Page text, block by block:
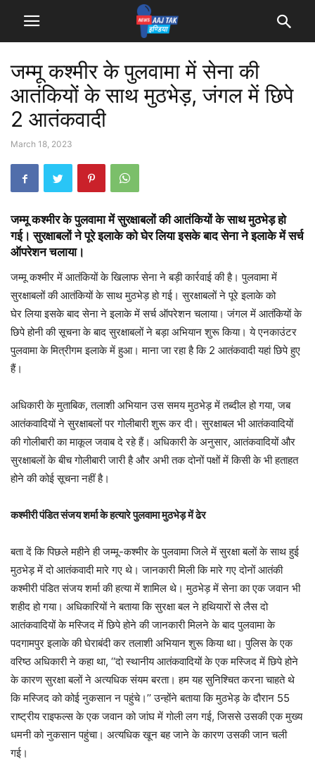
जम्मू कश्मीर के पुलवामा में सेना की
आतंकियों के साथ मुठभेड़, जंगल में छिपे
2 आतंकवादी
March 18, 2023
जम्मू कश्मीर के पुलवामा में सुरक्षाबलों की आतंकियों के साथ मुठभेड़ हो
गई। सुरक्षाबलों ने पूरे इलाके को घेर लिया इसके बाद सेना ने इलाके में सर्च
ऑपरेशन चलाया।
जम्मू कश्मीर में आतंकियों के खिलाफ सेना ने बड़ी कार्रवाई की है। पुलवामा में
सुरक्षाबलों की आतंकियों के साथ मुठभेड़ हो गई। सुरक्षाबलों ने पूरे इलाके को
घेर लिया इसके बाद सेना ने इलाके में सर्च ऑपरेशन चलाया। जंगल में आतंकियों के
छिपे होनी की सूचना के बाद सुरक्षाबलों ने बड़ा अभियान शुरू किया। ये एनकाउंटर
पुलवामा के मित्रीगम इलाके में हुआ। माना जा रहा है कि 2 आतंकवादी यहां छिपे हुए
हैं।
अधिकारी के मुताबिक, तलाशी अभियान उस समय मुठभेड़ में तब्दील हो गया, जब
आतंकवादियों ने सुरक्षाबलों पर गोलीबारी शुरू कर दी। सुरक्षाबल भी आतंकवादियों
की गोलीबारी का माकूल जवाब दे रहे हैं। अधिकारी के अनुसार, आतंकवादियों और
सुरक्षाबलों के बीच गोलीबारी जारी है और अभी तक दोनों पक्षों में किसी के भी हताहत
होने की कोई सूचना नहीं है।
कश्मीरी पंडित संजय शर्मा के हत्यारे पुलवामा मुठभेड़ में ढेर
बता दें कि पिछले महीने ही जम्मू-कश्मीर के पुलवामा जिले में सुरक्षा बलों के साथ हुई
मुठभेड़ में दो आतंकवादी मारे गए थे। जानकारी मिली कि मारे गए दोनों आतंकी
कश्मीरी पंडित संजय शर्मा की हत्या में शामिल थे। मुठभेड़ में सेना का एक जवान भी
शहीद हो गया। अधिकारियों ने बताया कि सुरक्षा बल ने हथियारों से लैस दो
आतंकवादियों के मस्जिद में छिपे होने की जानकारी मिलने के बाद पुलवामा के
पदगामपुर इलाके की घेराबंदी कर तलाशी अभियान शुरू किया था। पुलिस के एक
वरिष्ठ अधिकारी ने कहा था, ‘‘दो स्थानीय आतंकवादियों के एक मस्जिद में छिपे होने
के कारण सुरक्षा बलों ने अत्यधिक संयम बरता। हम यह सुनिश्चित करना चाहते थे
कि मस्जिद को कोई नुकसान न पहुंचे।’’ उन्होंने बताया कि मुठभेड़ के दौरान 55
राष्ट्रीय राइफल्स के एक जवान को जांघ में गोली लग गई, जिससे उसकी एक मुख्य
धमनी को नुकसान पहुंचा। अत्यधिक खून बह जाने के कारण उसकी जान चली
गई।